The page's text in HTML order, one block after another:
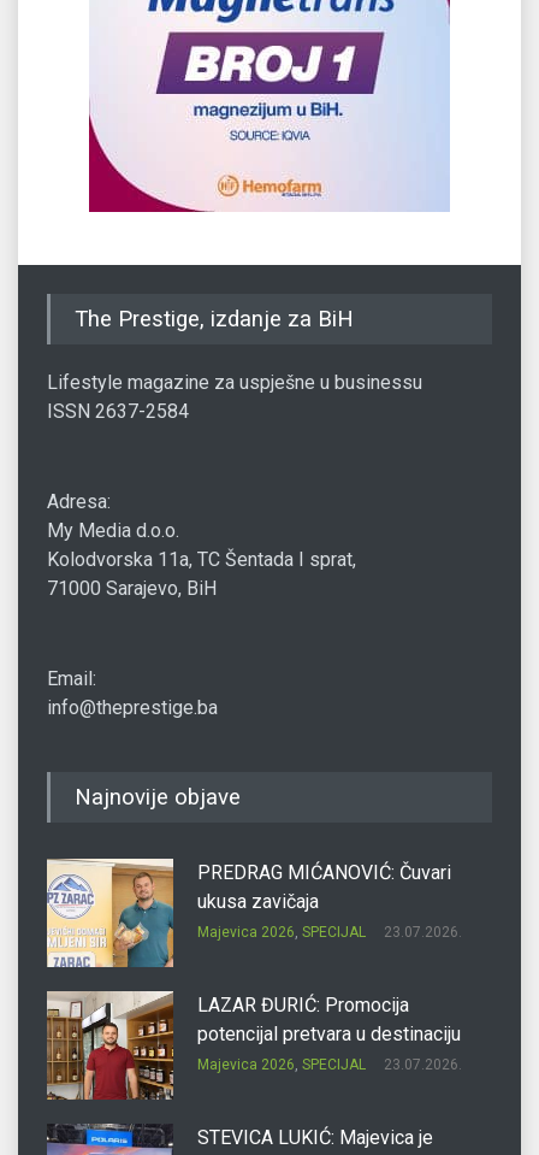
The Prestige, izdanje za BiH
Lifestyle magazine za uspješne u businessu
ISSN 2637-2584
Adresa:
My Media d.o.o.
Kolodvorska 11a, TC Šentada I sprat,
71000 Sarajevo, BiH
Email:
info@theprestige.ba
Najnovije objave
PREDRAG MIĆANOVIĆ: Čuvari
ukusa zavičaja
Majevica 2026, SPECIJAL 23.07.2026.
LAZAR ĐURIĆ: Promocija
potencijal pretvara u destinaciju
Majevica 2026, SPECIJAL 23.07.2026.
STEVICA LUKIĆ: Majevica je